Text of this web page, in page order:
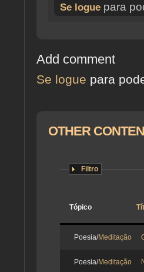
Se logue para
Add comment
Se logue para
OTHER
Filtro
Tópico
Poesia/Meditação
Poesia/Meditação